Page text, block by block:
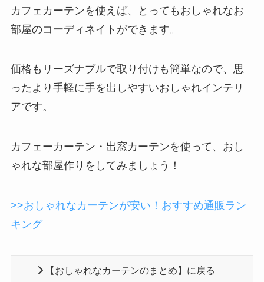
カフェカーテンを使えば、とってもおしゃれなお
部屋のコーディネイトができます。
価格もリーズナブルで取り付けも簡単なので、思
ったより手軽に手を出しやすいおしゃれインテリ
アです。
カフェーカーテン・出窓カーテンを使って、おし
ゃれな部屋作りをしてみましょう！
>>おしゃれなカーテンが安い！おすすめ通販ラン
キング
【おしゃれなカーテンのまとめ】に戻る